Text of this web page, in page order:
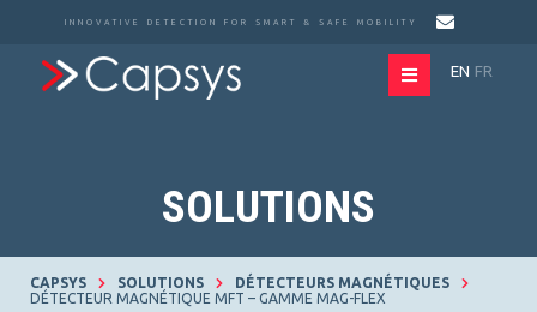
INNOVATIVE DETECTION FOR SMART & SAFE MOBILITY
EN FR
SOLUTIONS
CAPSYS SOLUTIONS
DÉTECTEURS MAGNÉTIQUES
DÉTECTEUR MAGNÉTIQUE MFT – GAMME MAG-FLEX